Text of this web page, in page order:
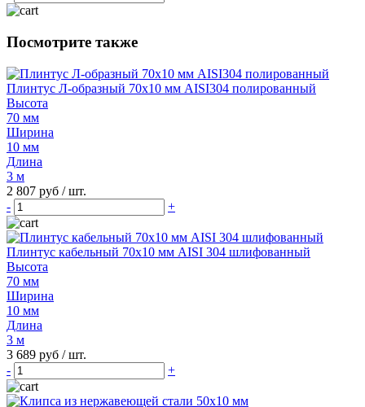
Посмотрите также
Плинтус Л-образный 70х10 мм AISI304 полированный
Высота
70 мм
Ширина
10 мм
Длина
3 м
2 807 руб / шт.
-
+
Плинтус кабельный 70х10 мм AISI 304 шлифованный
Высота
70 мм
Ширина
10 мм
Длина
3 м
3 689 руб / шт.
-
+